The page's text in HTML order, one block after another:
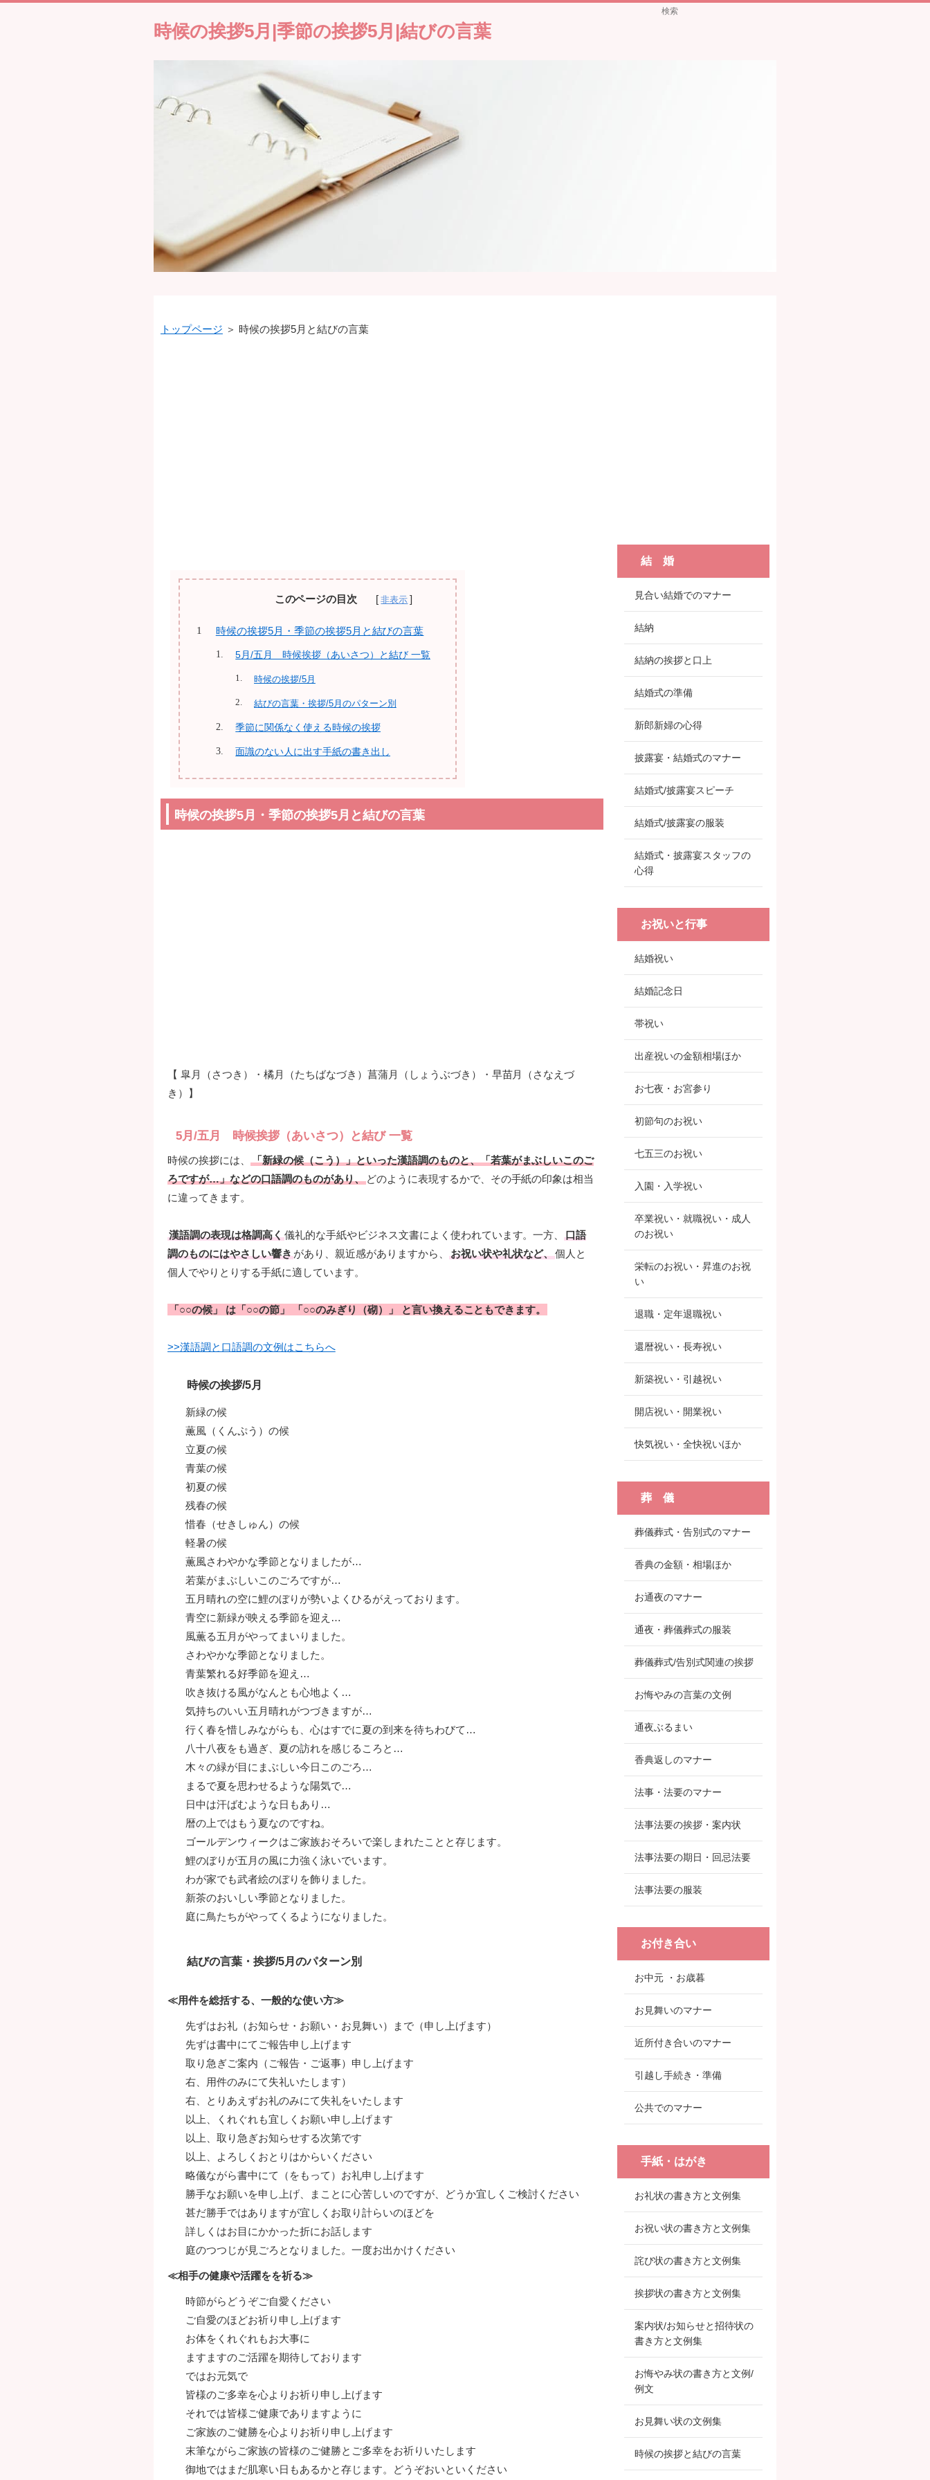
時候の挨拶5月|季節の挨拶5月|結びの言葉
トップページ ＞ 時候の挨拶5月と結びの言葉
このページの目次
時候の挨拶5月・季節の挨拶5月と結びの言葉
5月/五月 時候挨拶（あいさつ）と結び 一覧
時候の挨拶/5月
結びの言葉・挨拶/5月のパターン別
季節に関係なく使える時候の挨拶
面識のない人に出す手紙の書き出し
時候の挨拶5月・季節の挨拶5月と結びの言葉
【 皐月（さつき）・橘月（たちばなづき）菖蒲月（しょうぶづき）・早苗月（さなえづ
き）】
5月/五月 時候挨拶（あいさつ）と結び 一覧
時候の挨拶には、
「新緑の候（こう）」といった漢語調のものと、「若葉がまぶしいこのご
ろですが…」などの口語調のものがあり、どのように表現するかで、その手紙の印象は相当
に違ってきます。
漢語調の表現は格調高く儀礼的な手紙やビジネス文書によく使われています。一方、口語
調のものにはやさしい響きがあり、親近感がありますから、 お祝い状や礼状など、個人と
個人でやりとりする手紙に適しています。
「○○の候」 は「○○の節」 「○○のみぎり（砌）」 と言い換えることもできます。
>>漢語調と口語調の文例はこちらへ
時候の挨拶/5月
新緑の候
薫風（くんぷう）の候
立夏の候
青葉の候
初夏の候
残春の候
惜春（せきしゅん）の候
軽暑の候
薫風さわやかな季節となりましたが…
若葉がまぶしいこのごろですが…
五月晴れの空に鯉のぼりが勢いよくひるがえっております。
青空に新緑が映える季節を迎え…
風薫る五月がやってまいりました。
さわやかな季節となりました。
青葉繁れる好季節を迎え…
吹き抜ける風がなんとも心地よく…
気持ちのいい五月晴れがつづきますが…
行く春を惜しみながらも、心はすでに夏の到来を待ちわびて…
八十八夜をも過ぎ、夏の訪れを感じるころと…
木々の緑が目にまぶしい今日このごろ…
まるで夏を思わせるような陽気で…
日中は汗ばむような日もあり…
暦の上ではもう夏なのですね。
ゴールデンウィークはご家族おそろいで楽しまれたことと存じます。
鯉のぼりが五月の風に力強く泳いでいます。
わが家でも武者絵のぼりを飾りました。
新茶のおいしい季節となりました。
庭に鳥たちがやってくるようになりました。
結びの言葉・挨拶/5月のパターン別
≪用件を総括する、一般的な使い方≫
先ずはお礼（お知らせ・お願い・お見舞い）まで（申し上げます）
先ずは書中にてご報告申し上げます
取り急ぎご案内（ご報告・ご返事）申し上げます
右、用件のみにて失礼いたします）
右、とりあえずお礼のみにて失礼をいたします
以上、くれぐれも宜しくお願い申し上げます
以上、取り急ぎお知らせする次第です
以上、よろしくおとりはからいください
略儀ながら書中にて（をもって）お礼申し上げます
勝手なお願いを申し上げ、まことに心苦しいのですが、どうか宜しくご検討ください
甚だ勝手ではありますが宜しくお取り計らいのほどを
詳しくはお目にかかった折にお話します
庭のつつじが見ごろとなりました。一度お出かけください
≪相手の健康や活躍をを祈る≫
時節がらどうぞご自愛ください
ご自愛のほどお祈り申し上げます
お体をくれぐれもお大事に
ますますのご活躍を期待しております
ではお元気で
皆様のご多幸を心よりお祈り申し上げます
それでは皆様ご健康でありますように
ご家族のご健勝を心よりお祈り申し上げます
末筆ながらご家族の皆様のご健勝とご多幸をお祈りいたします
御地ではまだ肌寒い日もあるかと存じます。どうぞおいといください
結 婚
見合い結婚でのマナー
結納
結納の挨拶と口上
結婚式の準備
新郎新婦の心得
披露宴・結婚式のマナー
結婚式/披露宴スピーチ
結婚式/披露宴の服装
結婚式・披露宴スタッフの
心得
お祝いと行事
結婚祝い
結婚記念日
帯祝い
出産祝いの金額相場ほか
お七夜・お宮参り
初節句のお祝い
七五三のお祝い
入園・入学祝い
卒業祝い・就職祝い・成人
のお祝い
栄転のお祝い・昇進のお祝
い
退職・定年退職祝い
還暦祝い・長寿祝い
新築祝い・引越祝い
開店祝い・開業祝い
快気祝い・全快祝いほか
葬 儀
葬儀葬式・告別式のマナー
香典の金額・相場ほか
お通夜のマナー
通夜・葬儀葬式の服装
葬儀葬式/告別式関連の挨拶
お悔やみの言葉の文例
通夜ぶるまい
香典返しのマナー
法事・法要のマナー
法事法要の挨拶・案内状
法事法要の期日・回忌法要
法事法要の服装
お付き合い
お中元 ・お歳暮
お見舞いのマナー
近所付き合いのマナー
引越し手続き・準備
公共でのマナー
手紙・はがき
お礼状の書き方と文例集
お祝い状の書き方と文例集
詫び状の書き方と文例集
挨拶状の書き方と文例集
案内状/お知らせと招待状の
書き方と文例集
お悔やみ状の書き方と文例/
例文
お見舞い状の文例集
時候の挨拶と結びの言葉